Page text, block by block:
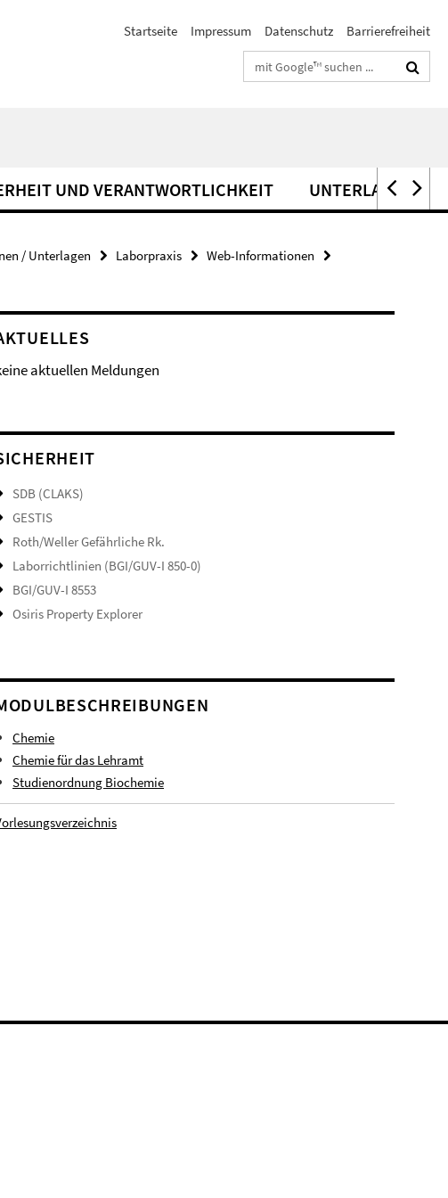
Startseite Impressum Datenschutz
Barrierefreiheit
Suchbegriffe
UND VERANTWORTLICHKEIT UNTERLAGEN
/ Unterlagen Laborpraxis
Web-Informationen
aktuellen Meldungen
SDB (CLAKS)
GESTIS
Roth/Weller Gefährliche Rk.
Laborrichtlinien (BGI/GUV-I 850-0)
BGI/GUV-I 8553
Osiris Property Explorer
Chemie
Chemie für das Lehramt
Studienordnung Biochemie